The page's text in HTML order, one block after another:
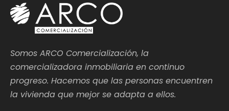
Somos ARCO Comercialización, la
comercializadora inmobiliaria en continuo
progreso. Hacemos que las personas encuentren
la vivienda que mejor se adapta a ellos.